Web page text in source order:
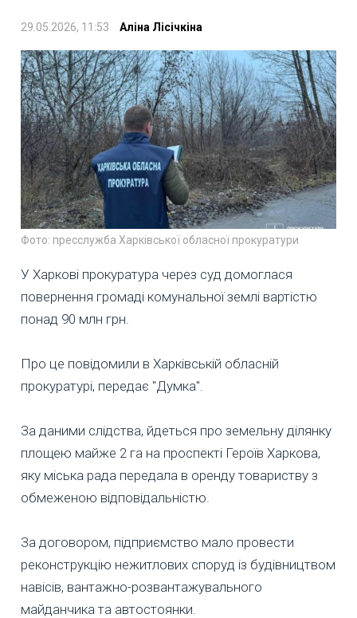
29.05.2026, 11:53 Аліна Лісічкіна
Фото: пресслужба Харківської обласної прокуратури
У Харкові прокуратура через суд домоглася
повернення громаді комунальної землі вартістю
понад 90 млн грн.
Про це повідомили в Харківській обласній
прокуратурі, передає "Думка".
За даними слідства, йдеться про земельну ділянку
площею майже 2 га на проспекті Героїв Харкова,
яку міська рада передала в оренду товариству з
обмеженою відповідальністю.
За договором, підприємство мало провести
реконструкцію нежитлових споруд із будівництвом
навісів, вантажно-розвантажувального
майданчика та автостоянки.